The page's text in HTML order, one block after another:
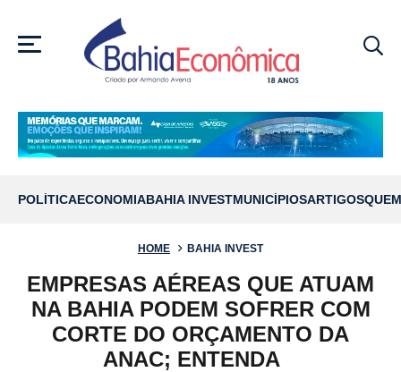
MENU
POLÍTICAECONOMIABAHIA INVESTMUNICÍPIOSARTIGOS
HOME BAHIA INVEST
EMPRESAS AÉREAS QUE ATUAM
NA BAHIA PODEM SOFRER COM
CORTE DO ORÇAMENTO DA
ANAC; ENTENDA